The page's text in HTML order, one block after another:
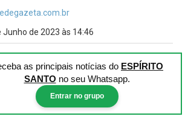
Junho de 2023 às 14:46
as principais notícias do ESPÍRITO
SANTO no seu Whatsapp.
Entrar no grupo